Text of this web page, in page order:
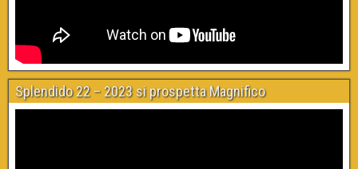
Splendido 22 – 2023 si prospetta Magnifico